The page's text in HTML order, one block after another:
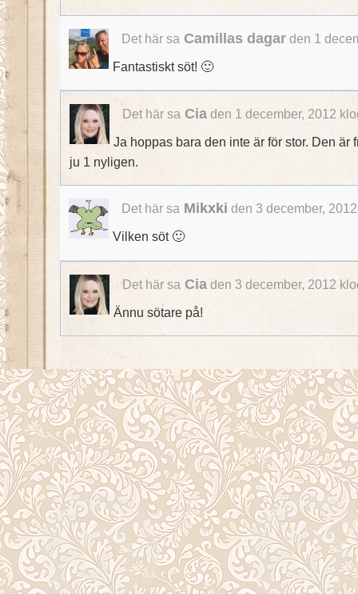
Det här sa Camillas dagarden 1
Fantastiskt söt! 🙂
Det här saCiaden 1 december, 2012
Ja hoppas bara den inte är för stor. Den
ju 1 nyligen.
Det här sa Mikxki den 3 december,
Vilken söt 🙂
Det här sa Ciaden 3 december, 2012
Ännu sötare på!